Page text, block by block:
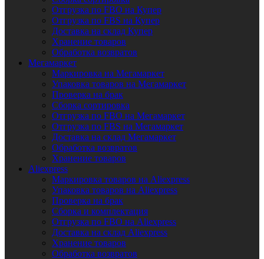
Отгрузка по FBO на Купер
Отгрузка по FBS на Купер
Доставка на склад Купер
Хранение товаров
Обработка возвратов
Мегамаркет
Маркировка на Мегамаркет
Упаковка товаров на Мегамаркет
Проверка на брак
Сборка сортировка
Отгрузка по FBO на Мегамаркет
Отгрузка по FBS на Мегамаркет
Доставка на склад Мегамаркет
Обработка возвратов
Хранение товаров
Aliexpress
Маркировка товаров на Aliexpress
Упаковка товаров на Aliexpress
Проверка на брак
Сборка и комплектация
Отгрузка по FBO на Aliexpress
Доставка на склад Aliexpress
Хранение товаров
Обработка возвратов